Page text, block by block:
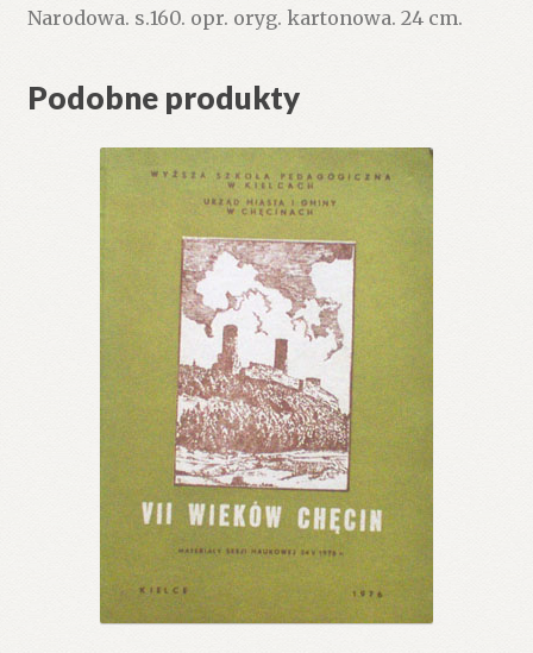
Narodowa. s.160. opr. oryg. kartonowa. 24 cm.
Podobne produkty